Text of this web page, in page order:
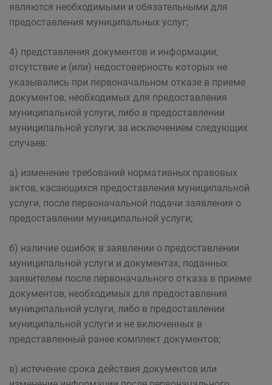
являются необходимыми и обязательными для
предоставления муниципальных услуг;
4) представления документов и информации,
отсутствие и (или) недостоверность которых не
указывались при первоначальном отказе в приеме
документов, необходимых для предоставления
муниципальной услуги, либо в предоставлении
муниципальной услуги, за исключением следующих
случаев:
а) изменение требований нормативных правовых
актов, касающихся предоставления муниципальной
услуги, после первоначальной подачи заявления о
предоставлении муниципальной услуги;
б) наличие ошибок в заявлении о предоставлении
муниципальной услуги и документах, поданных
заявителем после первоначального отказа в приеме
документов, необходимых для предоставления
муниципальной услуги, либо в предоставлении
муниципальной услуги и не включенных в
представленный ранее комплект документов;
в) истечение срока действия документов или